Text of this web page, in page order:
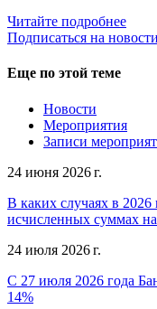
Читайте подробнее
Подписаться на
Еще по этой теме
Новости
Мероприятия
Записи
24 июня 2026 г.
В каких случаях в
исчисленных суммах
24 июля 2026 г.
С 27 июля 2026 года
14%